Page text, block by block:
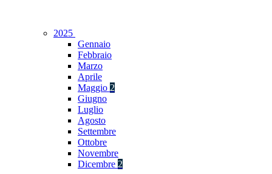
2025
Gennaio
Febbraio
Marzo
Aprile
Maggio 2
Giugno
Luglio
Agosto
Settembre
Ottobre
Novembre
Dicembre 2